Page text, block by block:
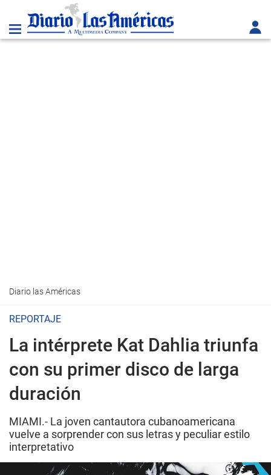
Diario las Américas
REPORTAJE
La intérprete Kat Dahlia triunfa
con su primer disco de larga
duración
MIAMI.- La joven cantautora cubanoamericana
vuelve a sorprender con sus letras y peculiar estilo
interpretativo